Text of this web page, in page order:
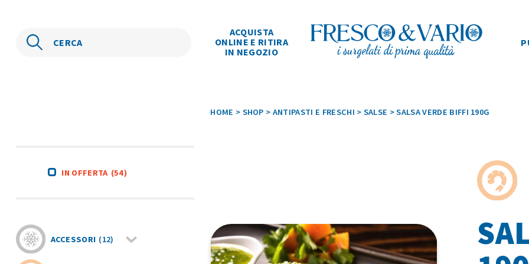
ACQUISTA
ONLINE E RITIRA
IN NEGOZIO
HOME > SHOP > ANTIPASTI E FRESCHI > SALSE >SALSA VERDE BIFFI 190G
IN OFFERTA (54)
ACCESSORI (12)